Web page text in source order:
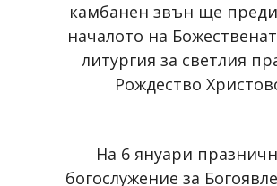
камбанен звън ще
началото на
литургия за светлия
Рождество
На 6 януари
богослужение за